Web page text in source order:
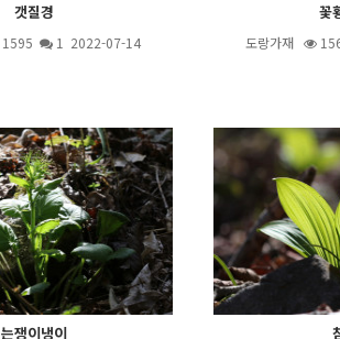
갯질경
1595 1 2022-07-14
꽃
도랑가재
는쟁이냉이